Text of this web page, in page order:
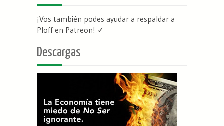
¡Vos también podes ayudar a respaldar a
Ploff en Patreon! ✓
Descargas